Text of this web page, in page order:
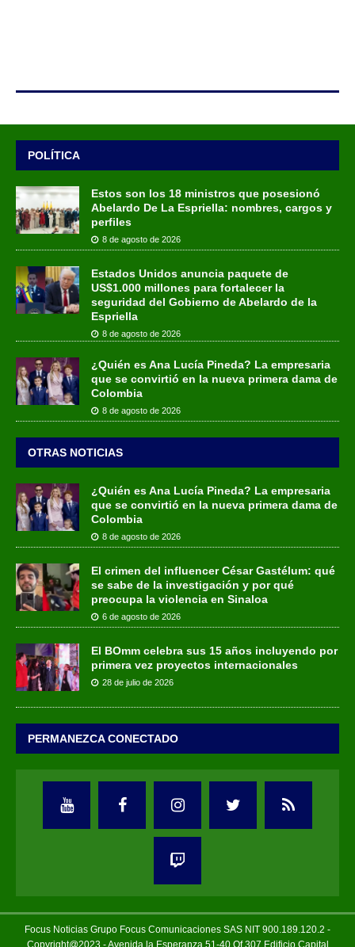
POLÍTICA
Estos son los 18 ministros que posesionó
Abelardo De La Espriella: nombres, cargos y
perfiles
8 de agosto de 2026
Estados Unidos anuncia paquete de
US$1.000 millones para fortalecer la
seguridad del Gobierno de Abelardo de la
Espriella
8 de agosto de 2026
¿Quién es Ana Lucía Pineda? La empresaria
que se convirtió en la nueva primera dama de
Colombia
8 de agosto de 2026
OTRAS NOTICIAS
¿Quién es Ana Lucía Pineda? La empresaria
que se convirtió en la nueva primera dama de
Colombia
8 de agosto de 2026
El crimen del influencer César Gastélum: qué
se sabe de la investigación y por qué
preocupa la violencia en Sinaloa
6 de agosto de 2026
El BOmm celebra sus 15 años incluyendo por
primera vez proyectos internacionales
28 de julio de 2026
PERMANEZCA CONECTADO
Focus Noticias Grupo Focus Comunicaciones SAS NIT 900.189.120.2 -